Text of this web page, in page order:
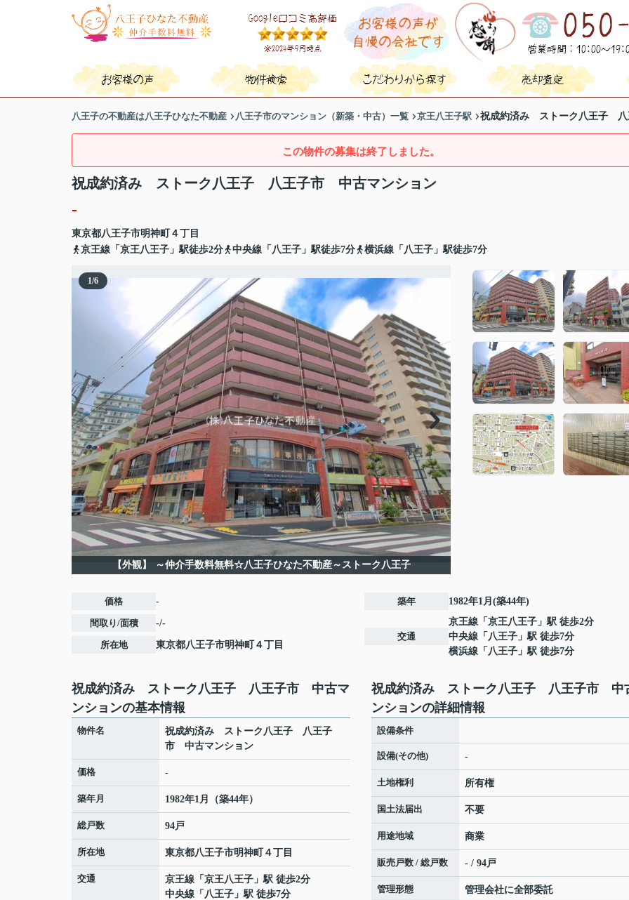
八王子の不動産は八王子ひなた不動産 八王子市のマンション（新築・中古）一覧 京王八王子駅 祝成約済み ストーク八王子
この物件の募集は終了しました。
祝成約済み ストーク八王子 八王子市 中古マンション
-
東京都八王子市明神町
４丁目
京王線「京王八王子」駅徒歩2分
中央線「八王子」駅徒歩7分 横浜線「八王子」駅徒歩7分
1/6
【外観】 ～仲介手数料無料☆八王子ひなた不動産～ストーク八王子
価格 -
間取り/面積 -/-
所在地 東京都八王子市明神町 ４丁目
築年 1982年1月(築44年)
交通
京王線 「 京王八王子 」駅 徒歩2分
中央線 「 八王子 」駅 徒歩7分
横浜線 「 八王子 」駅 徒歩7分
祝成約済み ストーク八王子 八王子市 中古マ
ンションの基本情報
物件名
祝成約済み ストーク八王子 八王子
市 中古マンション
価格 -
築年月 1982年1月（築44年）
総戸数 94戸
所在地 東京都八王子市明神町 ４丁目
交通 京王線 「 京王八王子 」駅 徒歩2分
中央線 「 八王子 」駅 徒歩7分
祝成約済み ストーク八王子 八王子市 中
ンションの詳細情報
設備条件
設備(その他) -
土地権利 所有権
国土法届出 不要
用途地域 商業
販売戸数 / 総戸数 - / 94戸
管理形態 管理会社に全部委託